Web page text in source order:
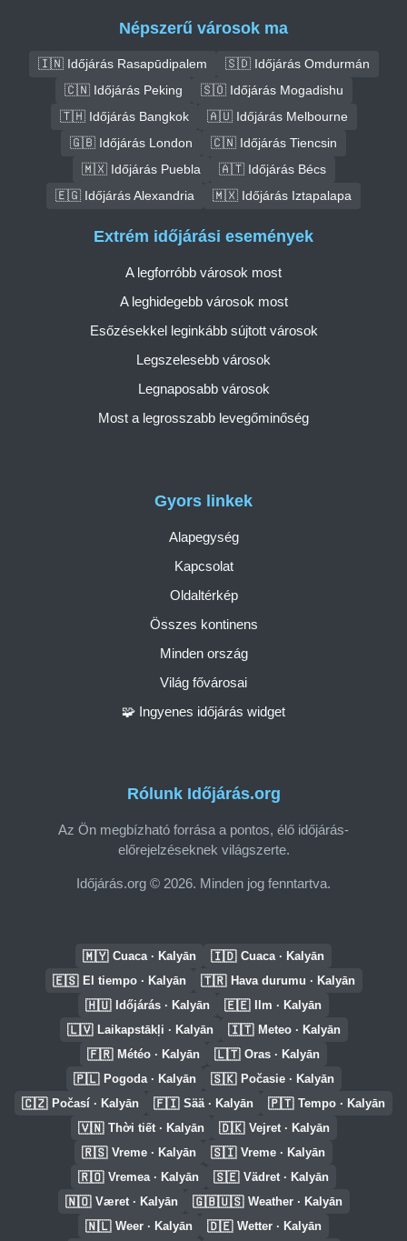
Népszerű városok ma
🇮🇳 Időjárás Rasapūdipalem
🇸🇩 Időjárás Omdurmán
🇨🇳 Időjárás Peking
🇸🇴 Időjárás Mogadishu
🇹🇭 Időjárás Bangkok
🇦🇺 Időjárás Melbourne
🇬🇧 Időjárás London
🇨🇳 Időjárás Tiencsin
🇲🇽 Időjárás Puebla
🇦🇹 Időjárás Bécs
🇪🇬 Időjárás Alexandria
🇲🇽 Időjárás Iztapalapa
Rólunk Időjárás.org
Az Ön megbízható forrása a pontos, élő időjárás-
előrejelzéseknek világszerte.
Időjárás.org © 2026. Minden jog fenntartva.
Gyors linkek
Alapegység
Kapcsolat
Oldaltérkép
Összes kontinens
Minden ország
Világ fővárosai
🧩 Ingyenes időjárás widget
Extrém időjárási események
A legforróbb városok most
A leghidegebb városok most
Esőzésekkel leginkább sújtott városok
Legszelesebb városok
Legnaposabb városok
Most a legrosszabb levegőminőség
🇲🇾 Cuaca · Kalyān 🇮🇩 Cuaca · Kalyān
🇪🇸 El tiempo · Kalyān 🇹🇷 Hava durumu · Kalyān
🇭🇺 Időjárás · Kalyān 🇪🇪 Ilm · Kalyān
🇱🇻 Laikapstākļi · Kalyān 🇮🇹 Meteo · Kalyān
🇫🇷 Météo · Kalyān 🇱🇹 Oras · Kalyān
🇵🇱 Pogoda · Kalyān 🇸🇰 Počasie · Kalyān
🇨🇿 Počasí · Kalyān 🇫🇮 Sää · Kalyān 🇵🇹 Tempo · Kalyān
🇻🇳 Thời tiết · Kalyān 🇩🇰 Vejret · Kalyān
🇷🇸 Vreme · Kalyān 🇸🇮 Vreme · Kalyān
🇷🇴 Vremea · Kalyān 🇸🇪 Vädret · Kalyān
🇳🇴 Været · Kalyān 🇬🇧🇺🇸 Weather · Kalyān
🇳🇱 Weer · Kalyān 🇩🇪 Wetter · Kalyān